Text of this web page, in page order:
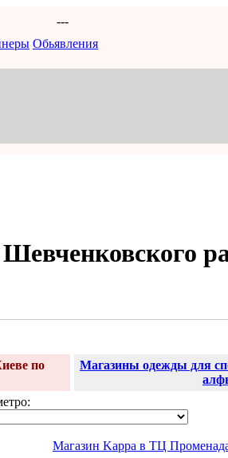
---
Обьявления
по
Магазины одежды для
Магазин Kappa в ТЦ